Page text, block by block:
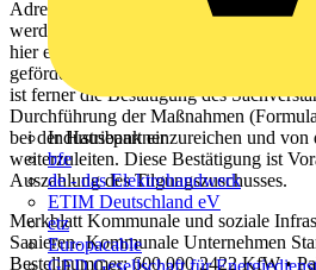
Industriepartner
bfe
de - das Elektrohandwerk
ETIM Deutschland eV
etz
Europacable
Adresse des Investitionsobjektes
werden durch das Kreditinstitut geprüft.
hier eine Überprüfung der
geförderten Gebäude vor. Bei den
ist ferner die Bestätigung des
Durchführung der Maßnahmen
bei der Hausbank einzureichen und
weiterzuleiten. Diese Bestätigung ist
Auszahlung des Tilgungszuschusses.
Merkblatt Kommunale und soziale
Sanieren- Kommunale Unternehmen
Bestellnummer: 600 000 2422 KfW •